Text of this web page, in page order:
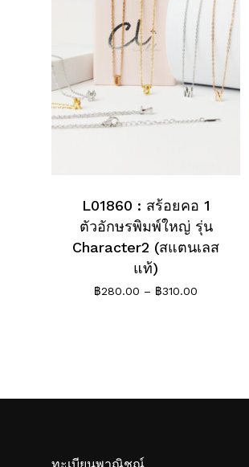
L01860 : สร้อยคอ 1
ตัวอักษรพิมพ์ใหญ่ รุ่น
Character2 (สแตนเลส
แท้)
฿280.00 – ฿310.00
ทะเบียนพาณิชณ์